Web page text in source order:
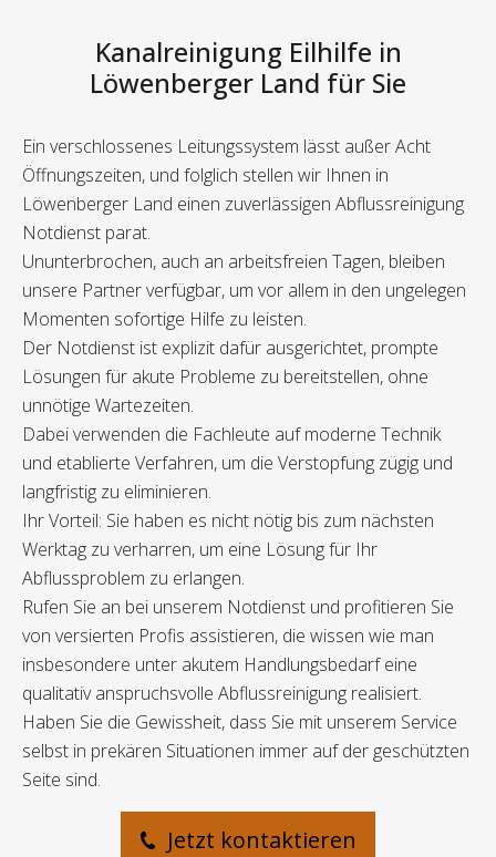
Kanalreinigung Eilhilfe in
Löwenberger Land für Sie
Ein verschlossenes Leitungssystem lässt außer Acht
Öffnungszeiten, und folglich stellen wir Ihnen in
Löwenberger Land einen zuverlässigen Abflussreinigung
Notdienst parat.
Ununterbrochen, auch an arbeitsfreien Tagen, bleiben
unsere Partner verfügbar, um vor allem in den ungelegen
Momenten sofortige Hilfe zu leisten.
Der Notdienst ist explizit dafür ausgerichtet, prompte
Lösungen für akute Probleme zu bereitstellen, ohne
unnötige Wartezeiten.
Dabei verwenden die Fachleute auf moderne Technik
und etablierte Verfahren, um die Verstopfung zügig und
langfristig zu eliminieren.
Ihr Vorteil: Sie haben es nicht nötig bis zum nächsten
Werktag zu verharren, um eine Lösung für Ihr
Abflussproblem zu erlangen.
Rufen Sie an bei unserem Notdienst und profitieren Sie
von versierten Profis assistieren, die wissen wie man
insbesondere unter akutem Handlungsbedarf eine
qualitativ anspruchsvolle Abflussreinigung realisiert.
Haben Sie die Gewissheit, dass Sie mit unserem Service
selbst in prekären Situationen immer auf der geschützten
Seite sind.
Jetzt kontaktieren